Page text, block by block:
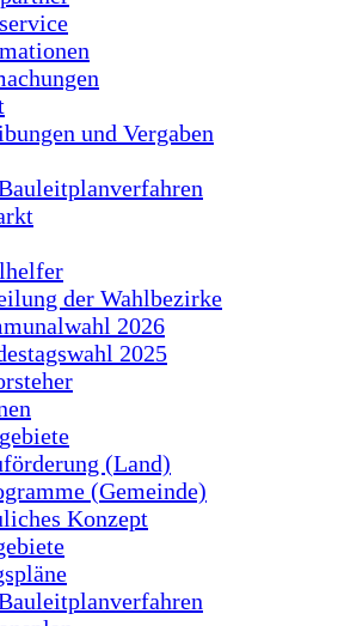
und Vergaben
der Wahlbezirke
2026
2025
(Land)
(Gemeinde)
Konzept